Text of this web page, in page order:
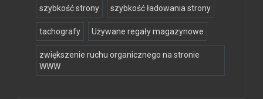
szybkość strony szybkość ładowania strony
tachografy Używane regały magazynowe
zwiększenie ruchu organicznego na stronie
WWW